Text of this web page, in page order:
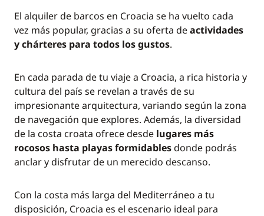
El alquiler de barcos en Croacia se ha vuelto cada
vez más popular, gracias a su oferta deactividades
y chárteres para todos los gustos.
En cada parada de tu viaje a Croacia, a rica historia y
cultura del país se revelan a través de su
impresionante arquitectura, variando según la zona
de navegación que explores. Además, la diversidad
de la costa croata ofrece desde lugares más
rocosos hasta playas formidablesdonde podrás
anclar y disfrutar de un merecido descanso.
Con la costa más larga del Mediterráneo a tu
disposición, Croacia es el escenario ideal para